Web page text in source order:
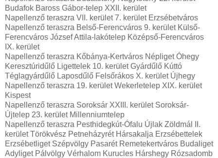
Budafok Baross Gábor-telep XXII. kerület
Napellenző teraszra VII. kerület 7. kerület Erzsébetváros
Napellenző teraszra Belső-Ferencváros 9. kerület Külső-
Ferencváros József Attila-lakótelep Középső-Ferencváros
IX. kerület
Napellenző teraszra Kőbánya-Kertváros Népliget Óhegy
Keresztúridűlő Ligettelek 10. kerület Gyárdűlő Kúttó
Téglagyárdűlő Laposdűlő Felsőrákos X. kerület Újhegy
Napellenző teraszra 19. kerület Wekerletelep XIX. kerület
Kispest
Napellenző teraszra Soroksár XXIII. kerület Soroksár-
Újtelep 23. kerület Millenniumtelep
Napellenző teraszra Pesthidegkút-Ófalu Újlak Zöldmál II.
kerület Törökvész Petneházyrét Hársakalja Erzsébettelek
Erzsébetliget Szépvölgy Pasarét Remetekertváros Budaliget
Adyliget Pálvölgy Vérhalom Kurucles Hárshegy Rózsadomb